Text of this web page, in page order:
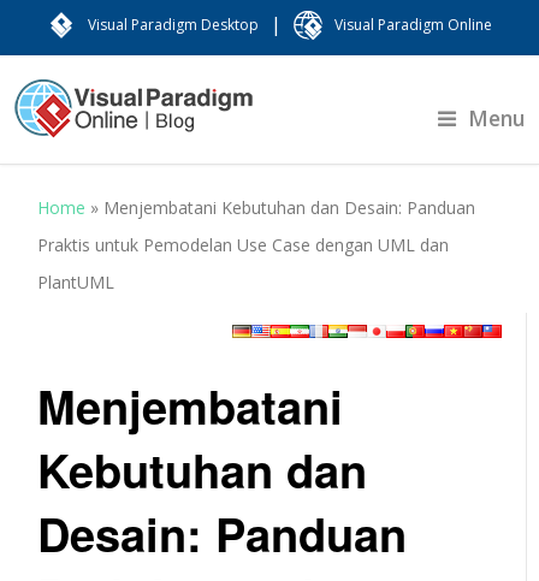
Visual Paradigm Desktop | Visual Paradigm Online
Menu
Home » Menjembatani Kebutuhan dan Desain: Panduan
Praktis untuk Pemodelan Use Case dengan UML dan
PlantUML
Menjembatani
Kebutuhan dan
Desain: Panduan